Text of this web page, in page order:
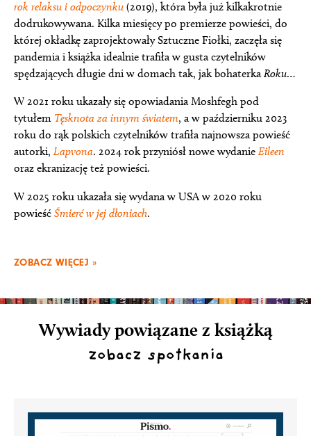
rok relaksu i odpoczynku (2019), która była już kilkakrotnie
dodrukowywana. Kilka miesięcy po premierze powieści, do
której okładkę zaprojektowały Sztuczne Fiołki, zaczęła się
pandemia i książka idealnie trafiła w gusta czytelników
spędzających długie dni w domach tak, jak bohaterkaRoku…
W 2021 roku ukazały się opowiadania Moshfegh pod
tytułem Tęsknota za innym światem, a w październiku 2023
roku do rąk polskich czytelników trafiła najnowsza powieść
autorki, Lapvona. 2024 rok przyniósł nowe wydanie Eileen
oraz ekranizację też powieści.
W 2025 roku ukazała się wydana w USA w 2020 roku
powieść Śmierć w jej dłoniach.
ZOBACZ WIĘCEJ »
Wywiady powiązane z książką
zobacz spotkania